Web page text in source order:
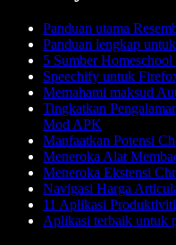
Panduan utama
Panduan lengkap
5 Sumber
Speechify untuk
Memahami maksud
Tingkatkan
Mod APK
Manfaatkan Potensi
Meneroka Alat
Meneroka Ekstensi
Navigasi Harga
11 Aplikasi
Aplikasi terbaik untuk